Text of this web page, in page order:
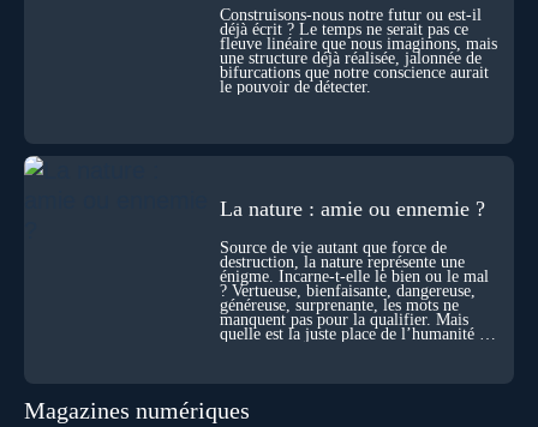
! Sommes-nous à l’aube d’une révolution de la conscience ?
Sans doute. Mais encore faut-il accepter d’explorer ces
territoires avec lucidité, et rigueur…
Construisons-nous notre futur ou est-il
déjà écrit ? Le temps ne serait pas ce
fleuve linéaire que nous imaginons, mais
une structure déjà réalisée, jalonnée de
bifurcations que notre conscience aurait
le pouvoir de détecter.
La nature : amie ou ennemie ?
Source de vie autant que force de
destruction, la nature représente une
énigme. Incarne-t-elle le bien ou le mal
? Vertueuse, bienfaisante, dangereuse,
généreuse, surprenante, les mots ne
manquent pas pour la qualifier. Mais
quelle est la juste place de l’humanité au
Magazines numériques